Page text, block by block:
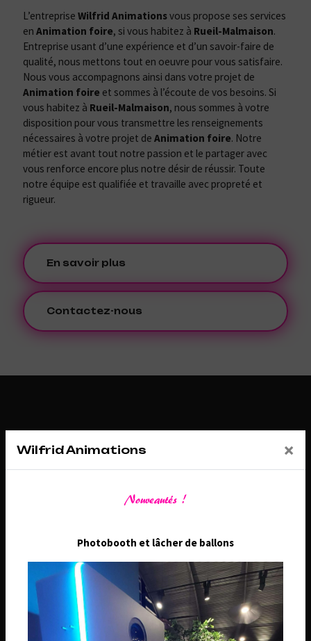
Wilfrid Animations ×
Nouveautés !
Photobooth et lâcher de ballons
L’entreprise Wilfrid Animationsvous propose ses services
en Animation foire, si vous habitez à Rueil-Malmaison.
Entreprise usant d’une expérience et d’un savoir-faire de
qualité, nous mettons tout en oeuvre pour vous satisfaire.
Nous vous accompagnons ainsi dans votre projet de
Animation foire et sommes à l’écoute de vos besoins. Si
vous habitez à Rueil-Malmaison, nous sommes à votre
disposition pour vous transmettre les renseignements
nécessaires à votre projet de Animation foire. Notre
métier est avant tout notre passion et le partager avec
vous renforce encore plus notre désir de réussir. Toute
notre équipe est qualifiée et travaille avec propreté et
rigueur.
En savoir plus
Contactez-nous
26 Route de Châtenoy, 45530 Sury-aux-Bois